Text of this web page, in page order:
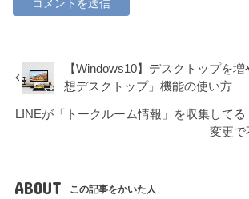
【Windows10】デスクトップを
想デスクトップ」機能の使い方
LINEが「トークルーム情報」を収集して
変更で
ABOUT この記事をかいた人